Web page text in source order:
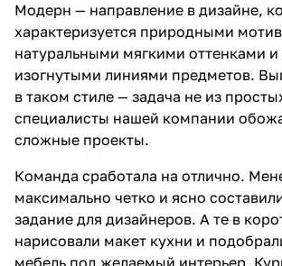
Модерн — направление в дизайне,
характеризуется природными
натуральными мягкими оттенками
изогнутыми линиями предметов.
в таком стиле — задача не из
специалисты нашей компании
сложные проекты.
Команда сработала на отлично.
максимально четко и ясно
задание для дизайнеров. А те в
нарисовали макет кухни и